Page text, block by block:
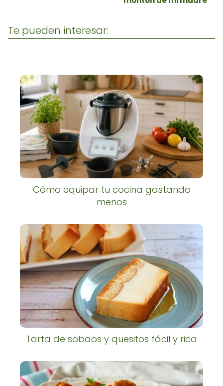
Te pueden interesar:
Cómo equipar tu cocina gastando
menos
Tarta de sobaos y quesitos fácil y rica